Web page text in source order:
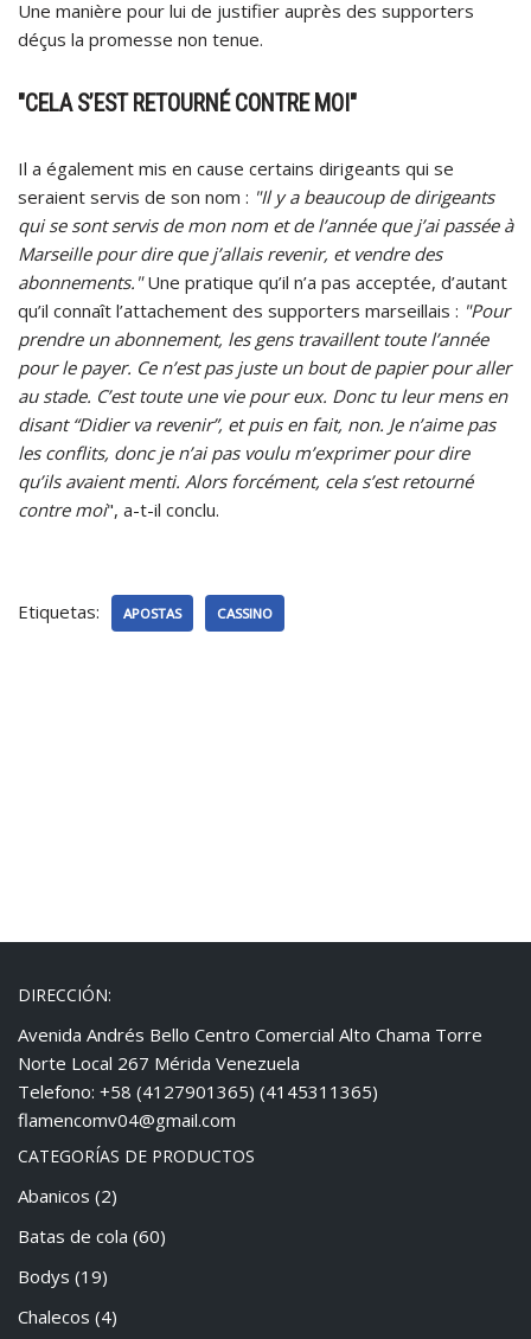
Une manière pour lui de justifier auprès des supporters
déçus la promesse non tenue.
"CELA S’EST RETOURNÉ CONTRE MOI"
Il a également mis en cause certains dirigeants qui se
seraient servis de son nom : "Il y a beaucoup de dirigeants
qui se sont servis de mon nom et de l’année que j’ai passée à
Marseille pour dire que j’allais revenir, et vendre des
abonnements."Une pratique qu’il n’a pas acceptée, d’autant
qu’il connaît l’attachement des supporters marseillais : "Pour
prendre un abonnement, les gens travaillent toute l’année
pour le payer. Ce n’est pas juste un bout de papier pour aller
au stade. C’est toute une vie pour eux. Donc tu leur mens en
disant “Didier va revenir”, et puis en fait, non. Je n’aime pas
les conflits, donc je n’ai pas voulu m’exprimer pour dire
qu’ils avaient menti. Alors forcément, cela s’est retourné
contre moi", a-t-il conclu.
Etiquetas: APOSTAS CASSINO
DIRECCIÓN:
Avenida Andrés Bello Centro Comercial Alto Chama Torre
Norte Local 267 Mérida Venezuela
Telefono: +58 (4127901365) (4145311365)
flamencomv04@gmail.com
CATEGORÍAS DE PRODUCTOS
Abanicos (2)
Batas de cola (60)
Bodys (19)
Chalecos (4)